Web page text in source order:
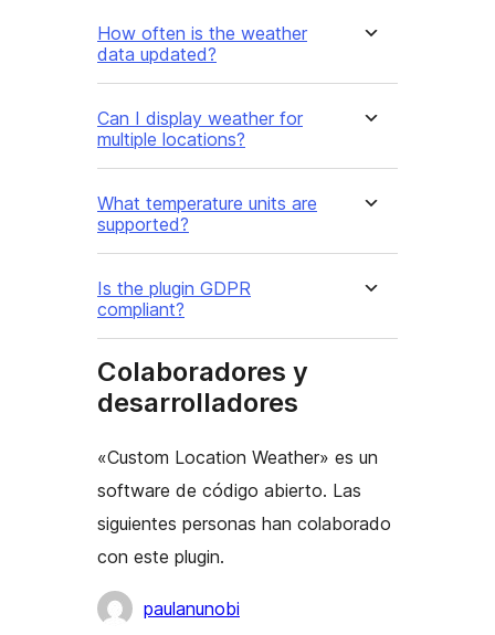
How often is the weather
data updated?
Can I display weather for
multiple locations?
What temperature units are
supported?
Is the plugin GDPR
compliant?
Colaboradores y
desarrolladores
«Custom Location Weather» es un
software de código abierto. Las
siguientes personas han colaborado
con este plugin.
Colaboradores
paulanunobi